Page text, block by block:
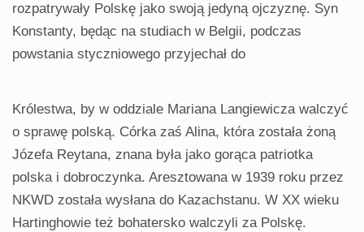
rozpatrywały Polskę jako swoją jedyną ojczyznę. Syn
Konstanty, będąc na studiach w Belgii, podczas
powstania styczniowego przyjechał do
Królestwa, by w oddziale Mariana Langiewicza walczyć
o sprawę polską. Córka zaś Alina, która została żoną
Józefa Reytana, znana była jako gorąca patriotka
polska i dobroczynka. Aresztowana w 1939 roku przez
NKWD została wysłana do Kazachstanu. W XX wieku
Hartinghowie też bohatersko walczyli za Polskę.